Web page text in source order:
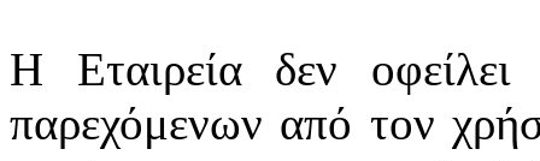
Η Εταιρεία δεν
παρεχόμενων από τον